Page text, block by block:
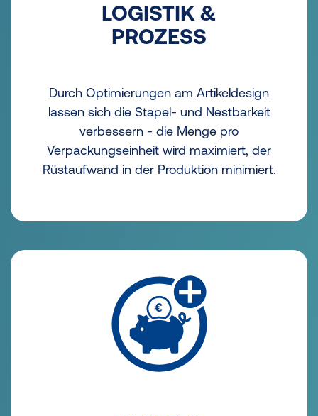
LOGISTIK &
PROZESS
Durch Optimierungen am Artikeldesign
lassen sich die Stapel- und Nestbarkeit
verbessern - die Menge pro
Verpackungseinheit wird maximiert, der
Rüstaufwand in der Produktion minimiert.